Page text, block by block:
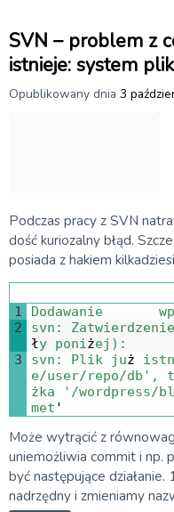
SVN – problem z
istnieje: system
Opublikowany dnia 3
Podczas pracy z SVN
dość kuriozalny błąd.
posiada z hakiem
1
2
3
Dodawanie wp
svn : Zatwierdzenie
ły poniżej ) :
svn : Plik już
e/user/repo/db' ,
żka ' /wordpress/
met '
Może wytrącić z
uniemożliwia commit i np.
być następujące
nadrzędny i zmieniamy